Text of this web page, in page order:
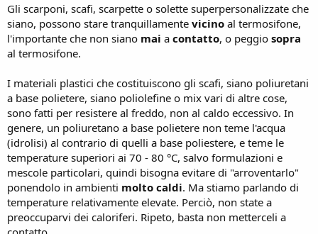
Gli scarponi, scafi, scarpette o solette superpersonalizzate che
siano, possono stare tranquillamente vicino al termosifone,
l'importante che non siano mai a contatto, o peggio sopra
al termosifone.
I materiali plastici che costituiscono gli scafi, siano poliuretani
a base polietere, siano poliolefine o mix vari di altre cose,
sono fatti per resistere al freddo, non al caldo eccessivo. In
genere, un poliuretano a base polietere non teme l'acqua
(idrolisi) al contrario di quelli a base poliestere, e teme le
temperature superiori ai 70 - 80 °C, salvo formulazioni e
mescole particolari, quindi bisogna evitare di "arroventarlo"
ponendolo in ambienti molto caldi. Ma stiamo parlando di
temperature relativamente elevate. Perciò, non state a
preoccuparvi dei caloriferi. Ripeto, basta non metterceli a